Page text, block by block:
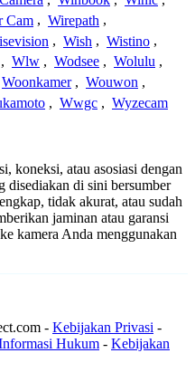
Cam , Wirepath ,
, Wish , Wistino ,
, Wlw , Wodsee , Wolulu ,
Woonkamer , Wouwon ,
, Wwgc , Wyzecam
koneksi, atau asosiasi dengan
disediakan di sini bersumber
tidak akurat, atau sudah
jaminan atau garansi
kamera Anda menggunakan
- Kebijakan Privasi -
Hukum - Kebijakan